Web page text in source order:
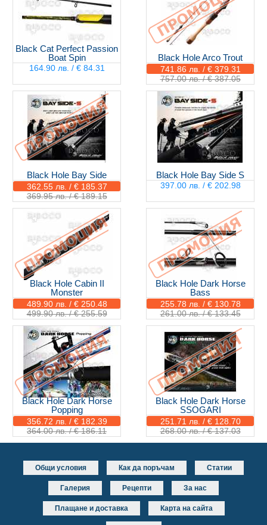
Black Cat Perfect Passion
Boat Spin
164.90 лв. / € 84.31
Black Hole Arco Trout
741.86 лв. / € 379.31
757.00 лв. / € 387.05
Black Hole Bay Side
362.55 лв. / € 185.37
369.95 лв. / € 189.15
Black Hole Bay Side S
397.00 лв. / € 202.98
Black Hole Cabin II
Monster
489.90 лв. / € 250.48
499.90 лв. / € 255.59
Black Hole Dark Horse
Bass
255.78 лв. / € 130.78
261.00 лв. / € 133.45
Black Hole Dark Horse
Popping
356.72 лв. / € 182.39
364.00 лв. / € 186.11
Black Hole Dark Horse
SSOGARI
251.71 лв. / € 128.70
268.00 лв. / € 137.03
Общи условия Как да поръчам Статии
Галерия Рецепти За нас
Плащане и доставка Карта на сайта